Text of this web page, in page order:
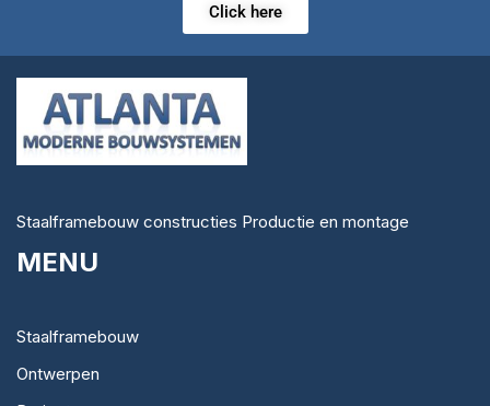
Click here
Staalframebouw constructies Productie en montage
MENU
Staalframebouw
Ontwerpen